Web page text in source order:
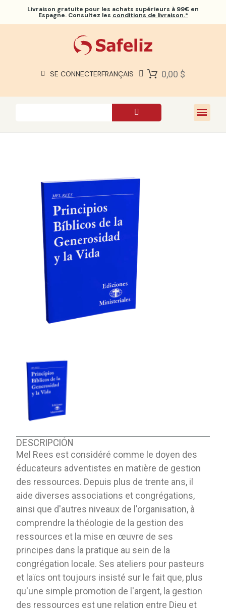
Livraison gratuite pour les achats supérieurs à 99€ en
Espagne. Consultez les conditions de livraison.*
SE CONNECTERFRANÇAIS 0,00 $
À PROPOS DE NOUS
DESCRIPCIÓN
Mel Rees est considéré comme le doyen des
éducateurs adventistes en matière de gestion
des ressources. Depuis plus de trente ans, il
aide diverses associations et congrégations,
ainsi que d'autres niveaux de l'organisation, à
comprendre la théologie de la gestion des
ressources et la mise en œuvre de ses
principes dans la pratique au sein de la
congrégation locale. Ses ateliers pour pasteurs
et laïcs ont toujours insisté sur le fait que, plus
qu'une simple promotion de l'argent, la gestion
des ressources est une relation entre Dieu et